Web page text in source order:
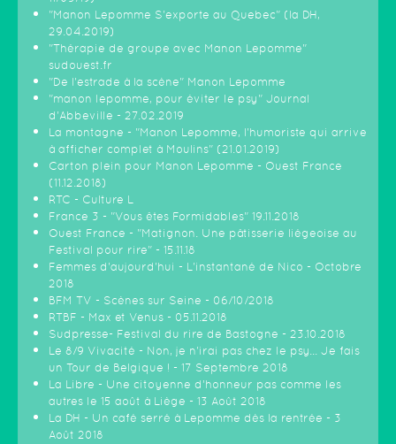
"Manon Lepomme S'exporte au Quebec" (la DH,
29.04.2019)
"Thérapie de groupe avec Manon Lepomme"
sudouest.fr
"De l'estrade à la scène" Manon Lepomme
"manon lepomme, pour éviter le psy" Journal
d'Abbeville - 27.02.2019
La montagne - "Manon Lepomme, l'humoriste qui arrive
à afficher complet à Moulins" (21.01.2019)
Carton plein pour Manon Lepomme - Ouest France
(11.12.2018)
RTC - Culture L
France 3 - "Vous êtes Formidables" 19.11.2018
Ouest France - "Matignon. Une pâtisserie liégeoise au
Festival pour rire" - 15.11.18
Femmes d'aujourd'hui - L'instantané de Nico - Octobre
2018
BFM TV - Scènes sur Seine - 06/10/2018
RTBF - Max et Venus - 05.11.2018
Sudpresse- Festival du rire de Bastogne - 23.10.2018
Le 8/9 Vivacité - Non, je n'irai pas chez le psy... Je fais
un Tour de Belgique ! - 17 Septembre 2018
La Libre - Une citoyenne d’honneur pas comme les
autres le 15 août à Liège - 13 Août 2018
La DH - Un café serré à Lepomme dès la rentrée - 3
Août 2018